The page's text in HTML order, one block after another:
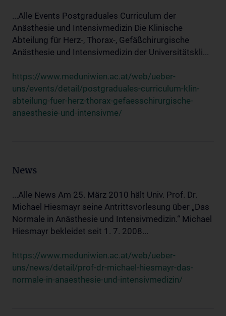
...Alle Events Postgraduales Curriculum der
Anästhesie und Intensivmedizin Die Klinische
Abteilung für Herz-, Thorax-, Gefäßchirurgische
Anästhesie und Intensivmedizin der Universitätskli...
https://www.meduniwien.ac.at/web/ueber-
uns/events/detail/postgraduales-curriculum-klin-
abteilung-fuer-herz-thorax-gefaesschirurgische-
anaesthesie-und-intensivme/
News
...Alle News Am 25. März 2010 hält Univ. Prof. Dr.
Michael Hiesmayr seine Antrittsvorlesung über „Das
Normale in Anästhesie und Intensivmedizin.“ Michael
Hiesmayr bekleidet seit 1. 7. 2008...
https://www.meduniwien.ac.at/web/ueber-
uns/news/detail/prof-dr-michael-hiesmayr-das-
normale-in-anaesthesie-und-intensivmedizin/